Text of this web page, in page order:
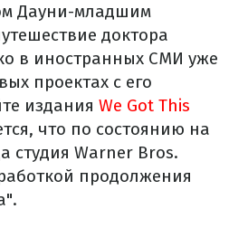
Дауни-младшим
доктора
в иностранных СМИ уже
проектах с его
издания We Got This
что по состоянию на
студия Warner Bros.
продолжения